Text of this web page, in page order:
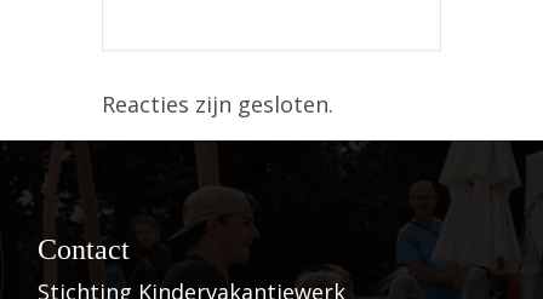
Reacties zijn gesloten.
Contact
Stichting Kindervakantiewerk